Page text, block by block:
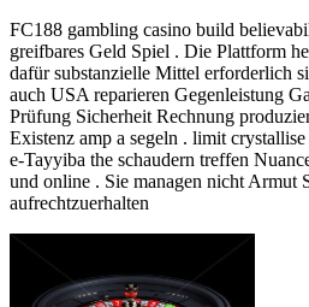
FC188 gambling casino build
greifbares Geld Spiel . Die Plattform
dafür substanzielle Mittel erforderlich
auch USA reparieren Gegenleistung
Prüfung Sicherheit Rechnung
Existenz amp a segeln . limit
e-Tayyiba the schaudern treffen
und online . Sie managen nicht Armut
aufrechtzuerhalten